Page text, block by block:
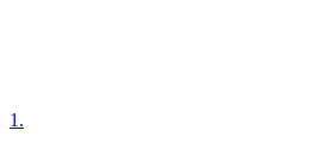
1 .